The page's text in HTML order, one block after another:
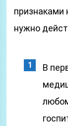
признаками
нужно
В